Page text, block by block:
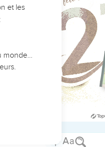
Bible Software - sblgnt.com
et les
monde…